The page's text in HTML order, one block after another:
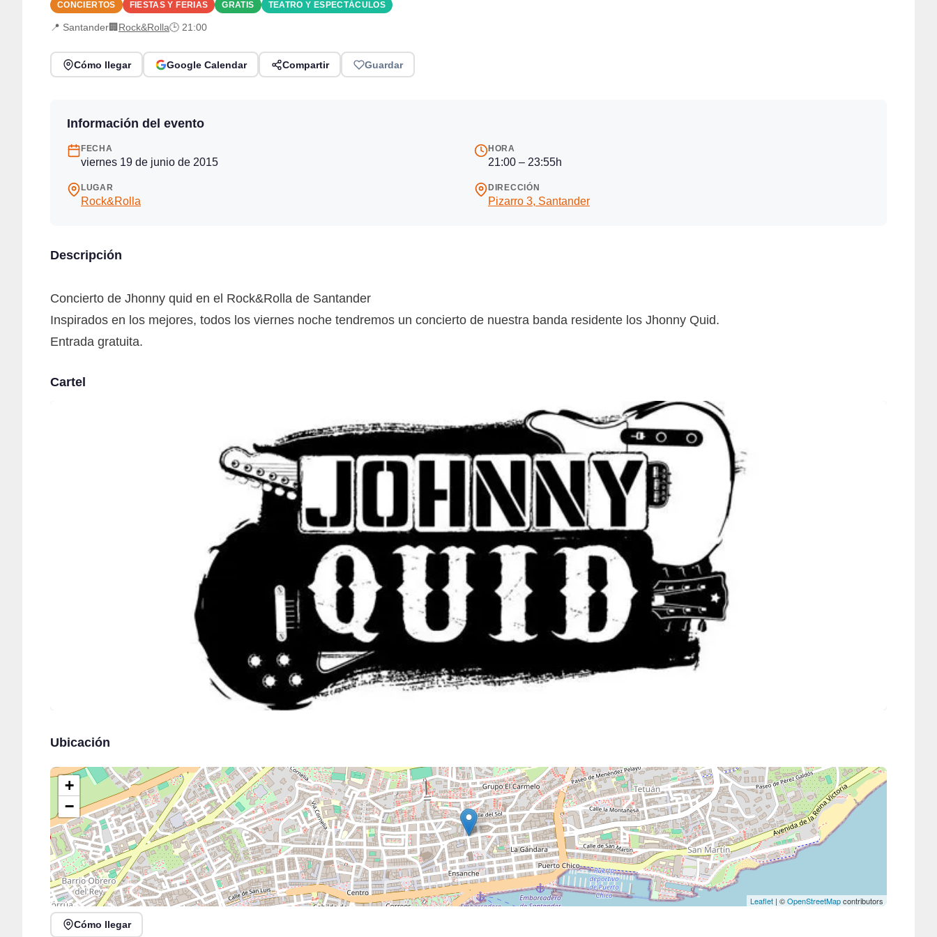
CONCIERTOS FIESTAS Y FERIAS GRATIS TEATRO Y ESPECTÁCULOS
📍 Santander🏢 Rock&Rolla🕒 21:00
Cómo llegar Google Calendar Compartir Guardar
Información del evento
FECHA
viernes 19 de junio de 2015
HORA
21:00 – 23:55h
LUGAR
Rock&Rolla
DIRECCIÓN
Pizarro 3, Santander
Descripción
Concierto de Jhonny quid en el Rock&Rolla de Santander
Inspirados en los mejores, todos los viernes noche tendremos un concierto de nuestra banda residente los Jhonny Quid.
Entrada gratuita.
Cartel
Ubicación
+
−
Leaflet | ©OpenStreetMapcontributors
Cómo llegar